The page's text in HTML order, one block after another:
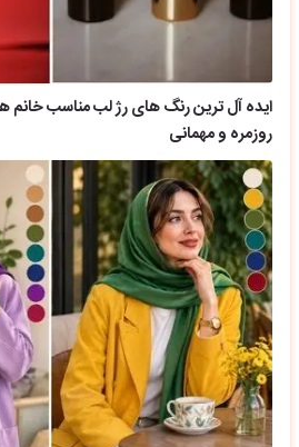
روزمره و مهمانی